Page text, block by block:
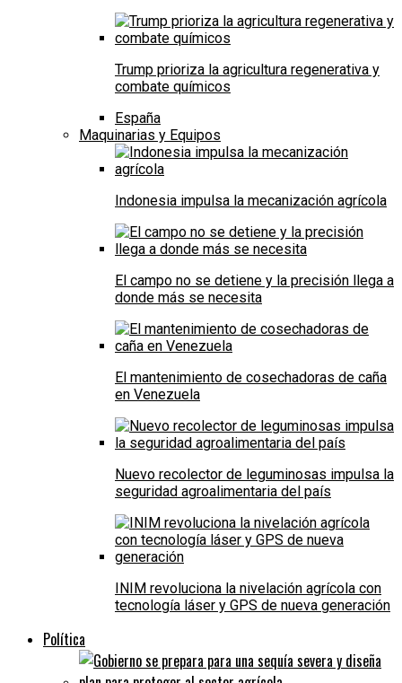
Trump prioriza la agricultura regenerativa y
combate químicos
España
Maquinarias y Equipos
Indonesia impulsa la mecanización agrícola
El campo no se detiene y la precisión llega a
donde más se necesita
El mantenimiento de cosechadoras de caña
en Venezuela
Nuevo recolector de leguminosas impulsa la
seguridad agroalimentaria del país
INIM revoluciona la nivelación agrícola con
tecnología láser y GPS de nueva generación
Política